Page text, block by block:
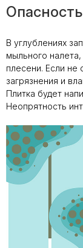
В углублениях
мыльного
плесени. Если не
загрязнения и
Плитка будет
Неопрятность